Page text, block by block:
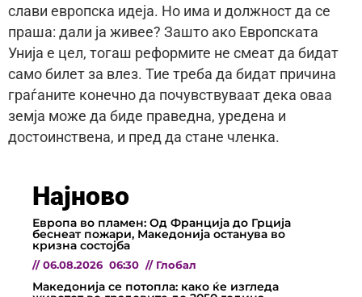
слави европска идеја. Но има и должност да се
праша: дали ја живее? Зашто ако Европската
Унија е цел, тогаш реформите не смеат да бидат
само билет за влез. Тие треба да бидат причина
граѓаните конечно да почувствуваат дека оваа
земја може да биде праведна, уредена и
достоинствена, и пред да стане членка.
Најново
Европа во пламен: Од Франција до Грција
беснеат пожари, Македонија останува во
кризна состојба
// 06.08.2026 06:30 // Глобал
Македонија се потопла: како ќе изгледа